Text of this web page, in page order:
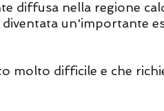
diffusa nella regione
un'importante
molto difficile e che